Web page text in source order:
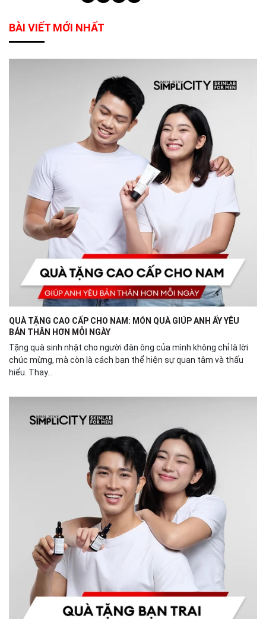
BÀI VIẾT MỚI NHẤT
QUÀ TẶNG CAO CẤP CHO NAM: MÓN QUÀ GIÚP ANH ẤY YÊU
BẢN THÂN HƠN MỖI NGÀY
Tặng quà sinh nhật cho người đàn ông của mình không chỉ là lời
chúc mừng, mà còn là cách bạn thể hiện sự quan tâm và thấu
hiểu. Thay...